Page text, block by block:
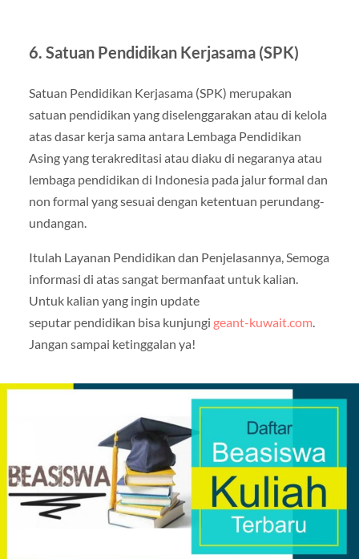
6. Satuan Pendidikan Kerjasama (SPK)
Satuan Pendidikan Kerjasama (SPK) merupakan
satuan pendidikan yang diselenggarakan atau di kelola
atas dasar kerja sama antara Lembaga Pendidikan
Asing yang terakreditasi atau diaku di negaranya atau
lembaga pendidikan di Indonesia pada jalur formal dan
non formal yang sesuai dengan ketentuan perundang-
undangan.
Itulah Layanan Pendidikan dan Penjelasannya, Semoga
informasi di atas sangat bermanfaat untuk kalian.
Untuk kalian yang ingin update
seputar pendidikan bisa kunjungi geant-kuwait.com.
Jangan sampai ketinggalan ya!